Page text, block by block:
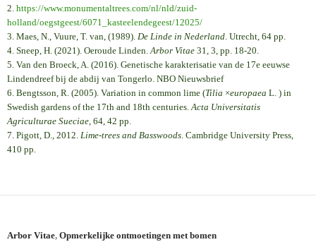
2. https://www.monumentaltrees.com/nl/nld/zuid-
holland/oegstgeest/6071_kasteelendegeest/12025/
3. Maes, N., Vuure, T. van, (1989). De Linde in Nederland . Utrecht, 64 pp.
4. Sneep, H. (2021). Oeroude Linden. Arbor Vitae 31, 3, pp. 18-20.
5. Van den Broeck, A. (2016). Genetische karakterisatie van de 17e eeuwse
Lindendreef bij de abdij van Tongerlo. NBO Nieuwsbrief
6. Bengtsson, R. (2005). Variation in common lime (Tilia ×europaea L. ) in
Swedish gardens of the 17th and 18th centuries. Acta Universitatis
Agriculturae Sueciae , 64, 42 pp.
7. Pigott, D., 2012. Lime-trees and Basswoods . Cambridge University Press,
410 pp.
Arbor Vitae, Opmerkelijke ontmoetingen met bomen